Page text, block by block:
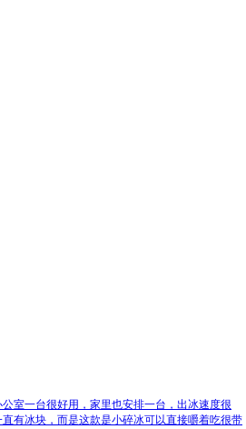
室一台很好用，家里也安排一台，出冰速度很
有冰块，而是这款是小碎冰可以直接嚼着吃很带